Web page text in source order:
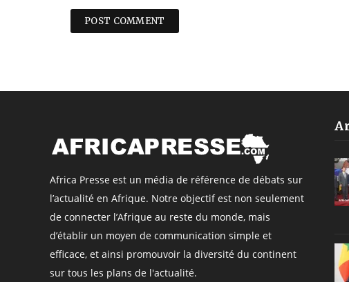
Africa Presse est un média de référence de débats sur
l’actualité en Afrique. Notre objectif est non seulement
de connecter l’Afrique au reste du monde, mais
d’établir un moyen de communication simple et
efficace, et ainsi promouvoir la diversité du continent
sur tous les plans de l'actualité.